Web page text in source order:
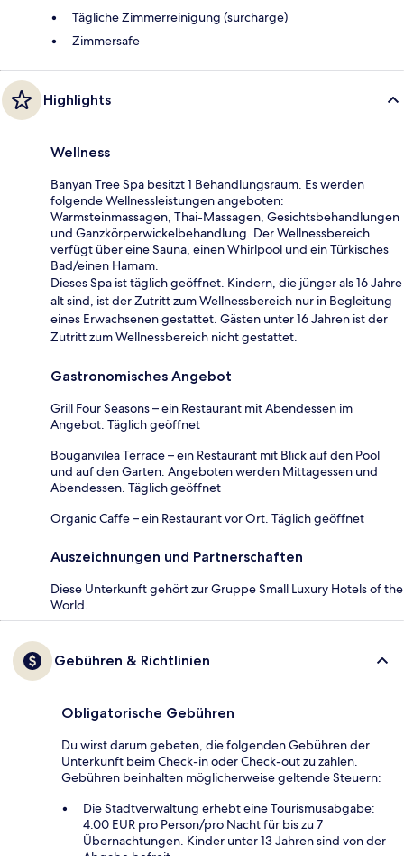
Tägliche Zimmerreinigung (surcharge)
Zimmersafe
Highlights
Wellness
Banyan Tree Spa besitzt 1 Behandlungsraum. Es werden
folgende Wellnessleistungen angeboten:
Warmsteinmassagen, Thai-Massagen, Gesichtsbehandlungen
und Ganzkörperwickelbehandlung. Der Wellnessbereich
verfügt über eine Sauna, einen Whirlpool und ein Türkisches
Bad/einen Hamam.
Dieses Spa ist täglich geöffnet. Kindern, die jünger als 16 Jahre
alt sind, ist der Zutritt zum Wellnessbereich nur in Begleitung
eines Erwachsenen gestattet. Gästen unter 16 Jahren ist der
Zutritt zum Wellnessbereich nicht gestattet.
Gastronomisches Angebot
Grill Four Seasons – ein Restaurant mit Abendessen im
Angebot. Täglich geöffnet
Bouganvilea Terrace – ein Restaurant mit Blick auf den Pool
und auf den Garten. Angeboten werden Mittagessen und
Abendessen. Täglich geöffnet
Organic Caffe – ein Restaurant vor Ort. Täglich geöffnet
Auszeichnungen und Partnerschaften
Diese Unterkunft gehört zur Gruppe Small Luxury Hotels of the
World.
Gebühren & Richtlinien
Obligatorische Gebühren
Du wirst darum gebeten, die folgenden Gebühren der
Unterkunft beim Check-in oder Check-out zu zahlen.
Gebühren beinhalten möglicherweise geltende Steuern:
Die Stadtverwaltung erhebt eine Tourismusabgabe:
4.00 EUR pro Person/pro Nacht für bis zu 7
Übernachtungen. Kinder unter 13 Jahren sind von der